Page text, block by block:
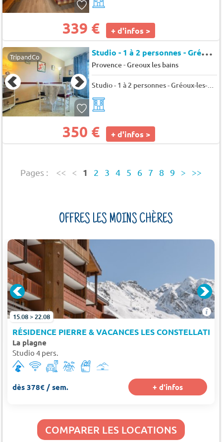
339 € + d'infos >
TripandCo S
tudio - 1 à 2 personnes - Gréoux-les-Bains - Cedres
Provence-Greoux les bains
350 € + d'infos >
Pages : << < 1 2 3 4 5 6 7 8 9 > >>
OFFRES LES MOINS CHÈRES
15.08 > 22.08
RÉSIDENCE PIERRE & VACANCES LES
La plagne
Studio 4 pers.
dès 378€ / sem. + d'infos
COMPARER LES LOCATIONS